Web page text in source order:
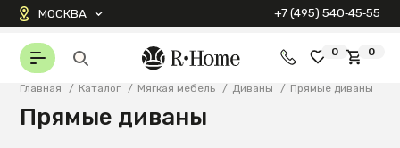
МОСКВА +7 (495) 540‑45‑55
0 0
Главная / Каталог / Мягкая мебель / Диваны / Прямые диваны
Прямые диваны